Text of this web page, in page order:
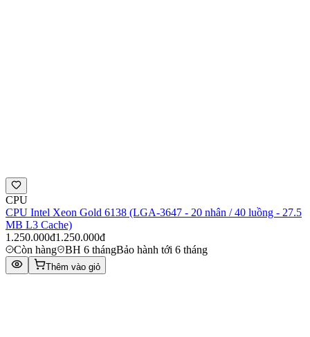
CPU
CPU Intel Xeon Gold 6138 (LGA-3647 - 20 nhân / 40 luồng - 27.5
MB L3 Cache)
1.250.000đ1.250.000đ
Còn hàng
BH 6 thángBảo hành tới 6 tháng
Thêm vào giỏ